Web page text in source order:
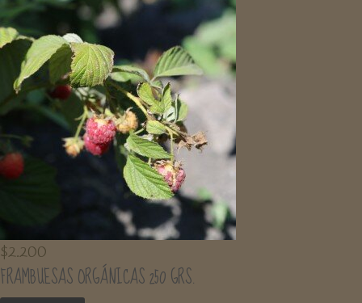
$2.200
FRAMBUESAS ORGÁNICAS 250 GRS.